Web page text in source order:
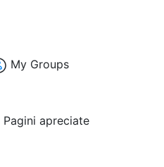
My Groups
Pagini apreciate